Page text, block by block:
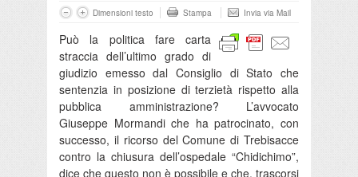
Dimensioni testo Stampa Invia via Mail
Può la politica fare carta
straccia dell’ultimo grado di
giudizio emesso dal Consiglio di Stato che
sentenzia in posizione di terzietà rispetto alla
pubblica amministrazione? L’avvocato
Giuseppe Mormandi che ha patrocinato, con
successo, il ricorso del Comune di Trebisacce
contro la chiusura dell’ospedale “Chidichimo”,
dice che questo non è possibile e che, trascorsi